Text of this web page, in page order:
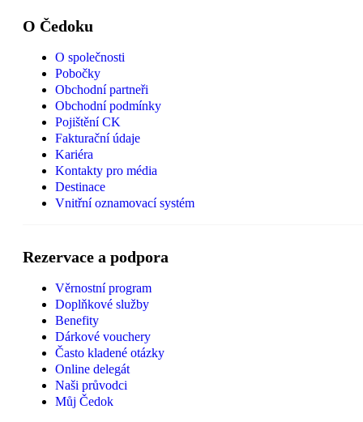
O Čedoku
O společnosti
Pobočky
Obchodní partneři
Obchodní podmínky
Pojištění CK
Fakturační údaje
Kariéra
Kontakty pro média
Destinace
Vnitřní oznamovací systém
Rezervace a podpora
Věrnostní program
Doplňkové služby
Benefity
Dárkové vouchery
Často kladené otázky
Online delegát
Naši průvodci
Můj Čedok